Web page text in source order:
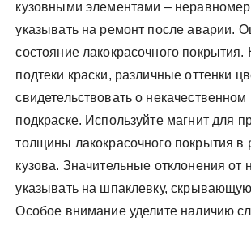
кузовными элементами –
указывать на ремонт после аварии.
состояние лакокрасочного покрытия.
подтеки краски, различные оттенки
свидетельствовать о
подкраске. Используйте магнит для
толщины лакокрасочного покрытия в
кузова. Значительные отклонения от
указывать на шпаклевку,
Особое внимание уделите наличию